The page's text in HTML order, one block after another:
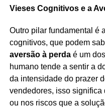
Vieses Cognitivos e a
Outro pilar fundamental é
cognitivos, que podem
aversão à perdaé um
humano tende a sentir a
da intensidade do prazer
vendedores, isso significa
ou nos riscos que a